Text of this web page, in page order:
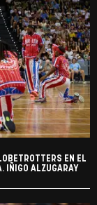
EN EL
IÑIGO ALZUGARAY